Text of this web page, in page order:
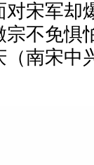
宋军却
不免惧
南宋中